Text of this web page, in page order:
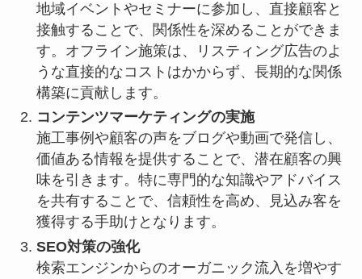
地域イベントやセミナーに参加し、直接顧客と
接触することで、関係性を深めることができま
す。オフライン施策は、リスティング広告のよ
うな直接的なコストはかからず、長期的な関係
構築に貢献します。
コンテンツマーケティングの実施
施工事例や顧客の声をブログや動画で発信し、
価値ある情報を提供することで、潜在顧客の興
味を引きます。特に専門的な知識やアドバイス
を共有することで、信頼性を高め、見込み客を
獲得する手助けとなります。
SEO対策の強化
検索エンジンからのオーガニック流入を増やす